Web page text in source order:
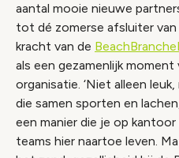
aantal mooie nieuwe
tot dé zomerse afsluiter van
kracht van de
als een gezamenlijk moment
organisatie. ‘Niet alleen
die samen sporten en
een manier die je op
teams hier naartoe leven.